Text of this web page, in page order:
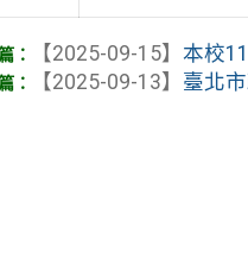
【2025-09-15】本校
【2025-09-13】 臺北